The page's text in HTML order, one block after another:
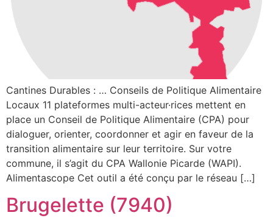
Cantines Durables : … Conseils de Politique Alimentaire
Locaux 11 plateformes multi-acteur·rices mettent en
place un Conseil de Politique Alimentaire (CPA) pour
dialoguer, orienter, coordonner et agir en faveur de la
transition alimentaire sur leur territoire. Sur votre
commune, il s’agit du CPA Wallonie Picarde (WAPI).
Alimentascope Cet outil a été conçu par le réseau […]
Brugelette (7940)